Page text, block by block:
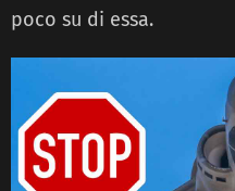
poco su di essa.